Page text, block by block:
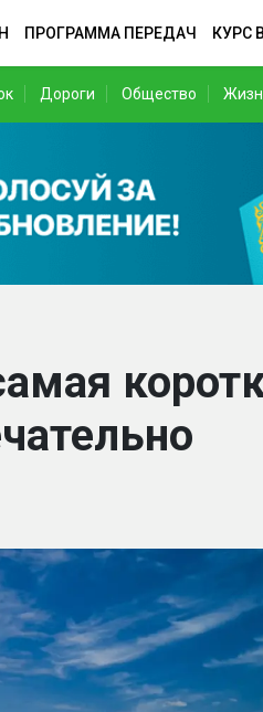
ПРОГРАММА ПЕРЕДАЧ КУРС
Дороги Общество